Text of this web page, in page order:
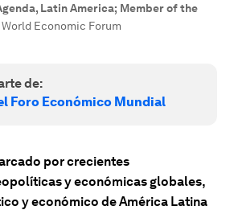
Latin America; Member of the
World Economic Forum
de:
Foro Económico Mundial
por crecientes
y económicas globales,
y económico de América Latina